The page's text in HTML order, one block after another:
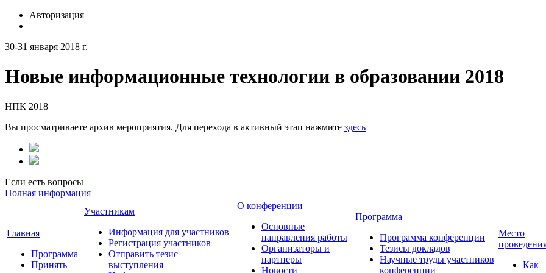
Авторизация
30-31 января 2018 г.
Новые информационные технологии в образовании 2018
НПК 2018
Вы просматриваете архив мероприятия. Для перехода в активный этап нажмите здесь
Если есть вопросы
Полная информация
Главная
Программа
Принять
Участникам
Информация для участников
Регистрация участников
Отправить тезис
выступления
О конференции
Основные
направления работы
Организаторы и
партнеры
Новости
Программа
Программа конференции
Тезисы докладов
Научные труды участников
конференции
Место
Как